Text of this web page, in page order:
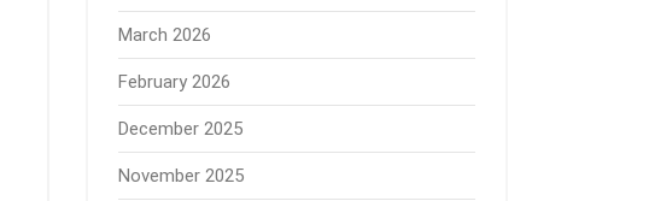
March 2026
February 2026
December 2025
November 2025